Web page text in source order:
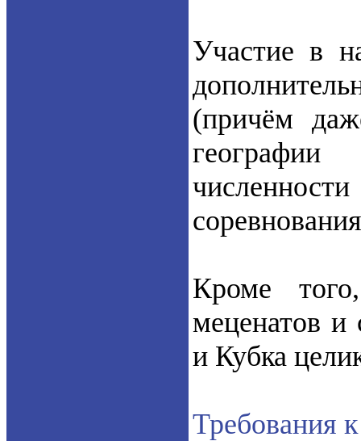
Участие в
(причём
Кроме
меценатов и
и Кубка
Требования